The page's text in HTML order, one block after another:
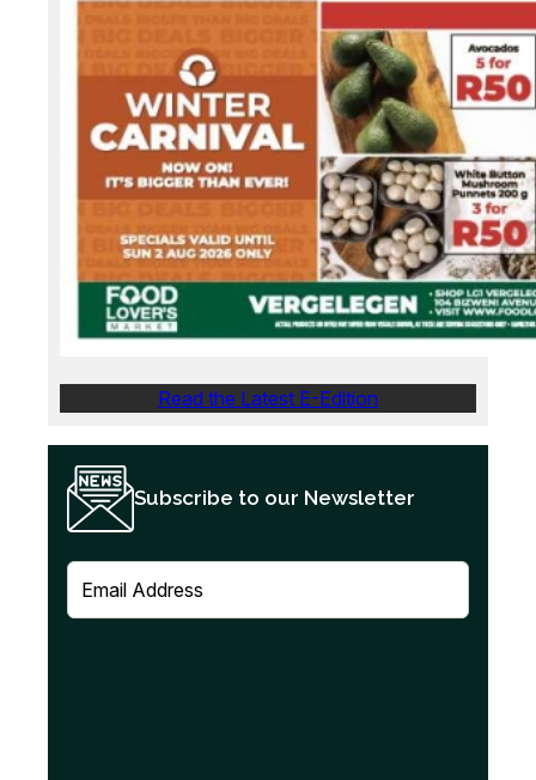
Read the Latest E-Edition
Subscribe to our Newsletter
E